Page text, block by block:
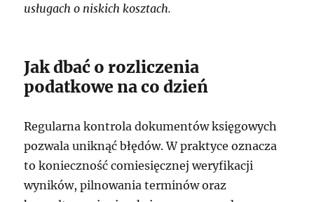
usługach o niskich kosztach.
Jak dbać o rozliczenia
podatkowe na co dzień
Regularna kontrola dokumentów księgowych
pozwala uniknąć błędów. W praktyce oznacza
to konieczność comiesięcznej weryfikacji
wyników, pilnowania terminów oraz